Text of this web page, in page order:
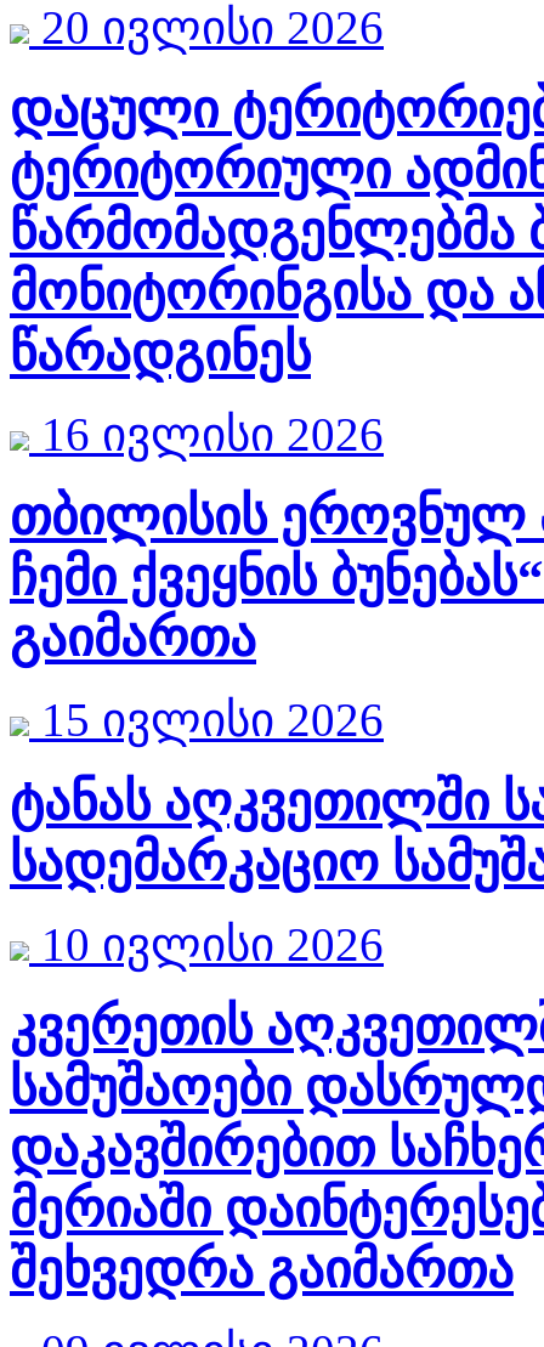
20 ივლისი 2026
დაცული
ტერიტორიული
წარმომადგენლებმა
მონიტორინგისა და
წარადგინეს
16 ივლისი 2026
თბილისის ეროვნულ
ჩემი ქვეყნის
გაიმართა
15 ივლისი 2026
ტანას აღკვეთილში
სადემარკაციო
10 ივლისი 2026
კვერეთის
სამუშაოები
დაკავშირებით
მერიაში
შეხვედრა გაიმართა